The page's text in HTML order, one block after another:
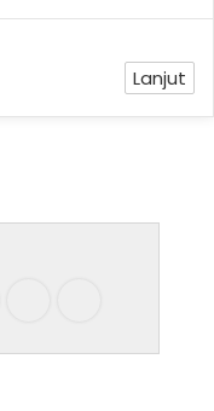
Lanjut